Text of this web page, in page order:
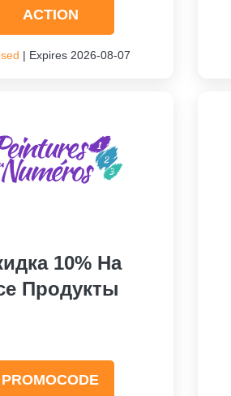
ACTION
| Expires 2026-08-07
10% На
Продукты
PROMOCODE